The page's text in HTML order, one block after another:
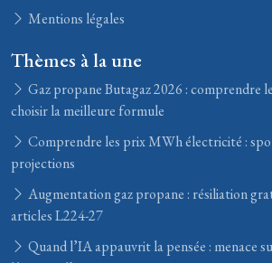
Mentions légales
Thèmes à la une
Gaz propane Butagaz 2026 : comprendre
choisir la meilleure formule
Comprendre les prix MWh électricité :
projections
Augmentation gaz propane : résiliation
articles L224-27
Quand l’IA appauvrit la pensée : menace